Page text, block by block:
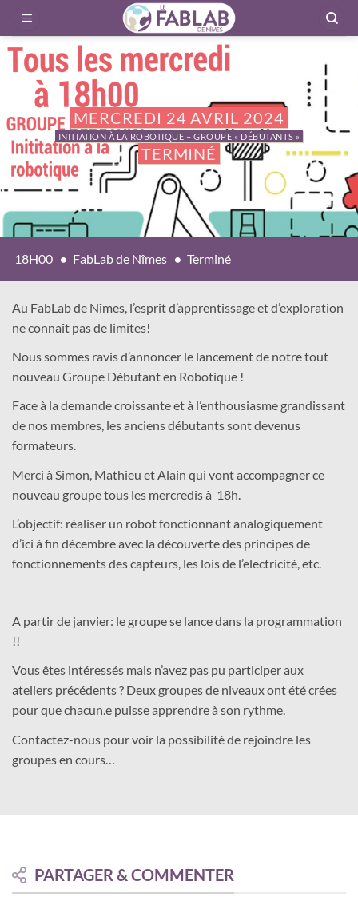
contenu
MERCREDI 24 AVRIL 2024
INITIATION À LA ROBOTIQUE – GROUPE « DÉBUTANTS »
TERMINÉ
18H00 FabLab de Nîmes Terminé
Au FabLab de Nîmes, l’esprit d’apprentissage et d’exploration
ne connaît pas de limites!
Nous sommes ravis d’annoncer le lancement de notre tout
nouveau Groupe Débutant en Robotique !
Face à la demande croissante et à l’enthousiasme grandissant
de nos membres, les anciens débutants sont devenus
formateurs.
Merci à Simon, Mathieu et Alain qui vont accompagner ce
nouveau groupe tous les mercredis à 18h.
L’objectif: réaliser un robot fonctionnant analogiquement
d’ici à fin décembre avec la découverte des principes de
fonctionnements des capteurs, les lois de l’electricité, etc.
A partir de janvier: le groupe se lance dans la programmation
!!
Vous êtes intéressés mais n’avez pas pu participer aux
ateliers précédents ? Deux groupes de niveaux ont été crées
pour que chacun.e puisse apprendre à son rythme.
Contactez-nous pour voir la possibilité de rejoindre les
groupes en cours…
PARTAGER & COMMENTER